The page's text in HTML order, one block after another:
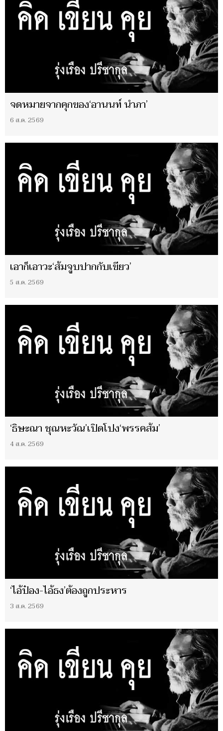
จดหมายจากคุกของ‘อานนท์ นำภา’
6 ส.ค. 2569
เอาก็เอาวะ‘ส้มจูบปากกับเขียว’
5 ส.ค. 2569
‘ธิษะณา ชุณหะวัณ’เปิดโปง‘พรรคส้ม’
4 ส.ค. 2569
‘ไอ้ป๋อง-ไอ้ธง’ต้องถูกประหาร
3 ส.ค. 2569